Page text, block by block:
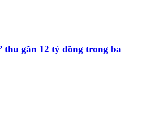
thu gần 12 tỷ đồng trong ba